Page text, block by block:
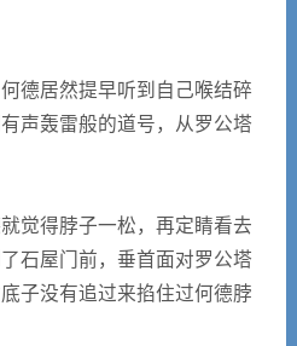
德居然提早听到自己喉结碎
声轰雷般的道号，从罗公塔
觉得脖子一松，再定睛看去
石屋门前，垂首面对罗公塔
子没有追过来掐住过何德脖